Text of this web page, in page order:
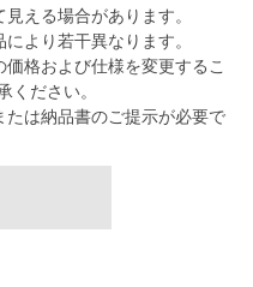
える場合があります。
より若干異なります。
格および仕様を変更するこ
ください。
は納品書のご提示が必要で